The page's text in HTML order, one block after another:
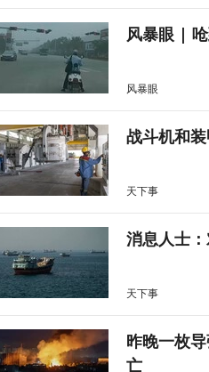
风暴眼 |
风暴眼
战斗机和
天下事
消息人士
天下事
昨晚一枚
亡